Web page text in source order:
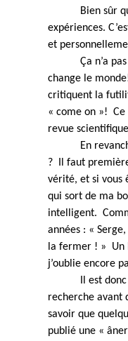
Bien sûr
expériences.
et
Ça n’a
change le
critiquent la
« come on »! Ce
revue
En
? Il faut
vérité, et si vous
qui sort de ma
intelligent.
années : «
la fermer ! » Un
j’oublie encore
Il est
recherche avant
savoir que
publié une «